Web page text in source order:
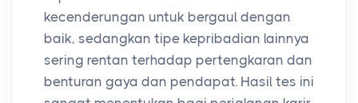
kecenderungan untuk bergaul dengan
baik, sedangkan tipe kepribadian lainnya
sering rentan terhadap pertengkaran dan
benturan gaya dan pendapat. Hasil tes ini